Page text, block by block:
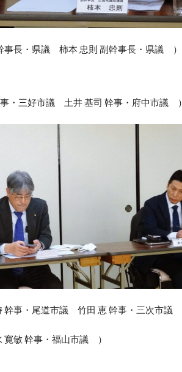
長・県議 柿本 忠則 副幹事長・県議 ）
三好市議 土井 基司 幹事・府中市議 ）
事・尾道市議 竹田 恵 幹事・三次市議
敏 幹事・福山市議 ）